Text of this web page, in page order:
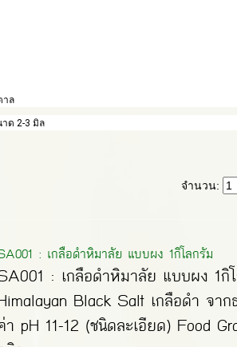
าล
ด 2-3 มิล
จำนวน:
: เกลือดำหิมาลัย แบบผง 1กิโลกรัม
: เกลือดำหิมาลัย แบบผง 1กิ
Black Salt เกลือดำ จา
า pH 11-12 (ชนิดละเอียด) Food